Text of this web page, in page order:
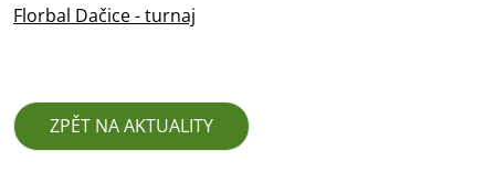
Florbal Dačice - turnaj
ZPĚT NA AKTUALITY